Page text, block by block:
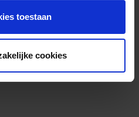
toestaan
cookies